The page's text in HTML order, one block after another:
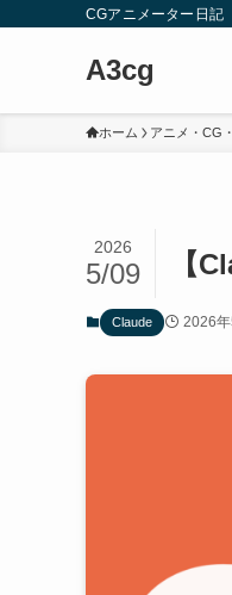
CGアニメーター日記
A3cg
ホーム アニメ・CG
【
2026
5/09
Claude 2026